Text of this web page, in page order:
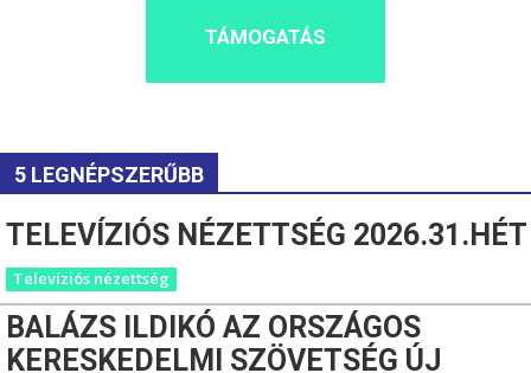
TÁMOGATÁS
5 LEGNÉPSZERŰBB
TELEVÍZIÓS NÉZETTSÉG 2026.31.HÉT
Televíziós nézettség
BALÁZS ILDIKÓ AZ ORSZÁGOS
KERESKEDELMI SZÖVETSÉG ÚJ